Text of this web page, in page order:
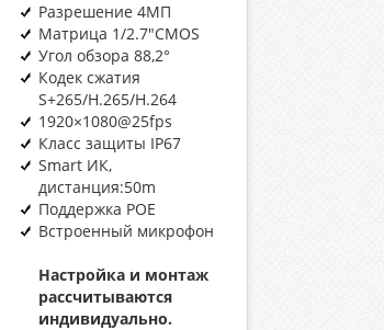
Разрешение 4МП
Матрица 1/2.7"CMOS
Угол обзора 88,2°
Кодек сжатия
S+265/H.265/H.264
1920×1080@25fps
Класс защиты IP67
Smart ИК,
дистанция:50m
Поддержка POE
Встроенный микрофон
Настройка и монтаж
рассчитываются
индивидуально.